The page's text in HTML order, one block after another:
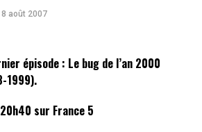
– DE 1965 A 1966
– DE 1965 A 1966
août 2007
épisode : Le bug de l’an 2000
1999).
sur France 5